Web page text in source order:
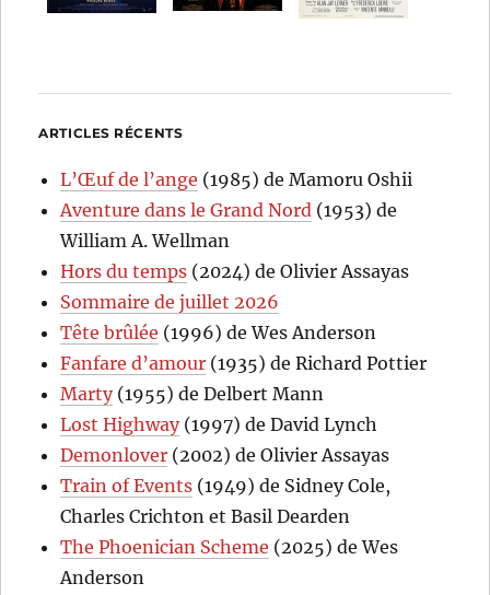
ARTICLES RÉCENTS
L’Œuf de l’ange (1985) de Mamoru Oshii
Aventure dans le Grand Nord (1953) de
William A. Wellman
Hors du temps (2024) de Olivier Assayas
Sommaire de juillet 2026
Tête brûlée (1996) de Wes Anderson
Fanfare d’amour (1935) de Richard Pottier
Marty(1955) de Delbert Mann
Lost Highway(1997) de David Lynch
Demonlover (2002) de Olivier Assayas
Train of Events (1949) de Sidney Cole,
Charles Crichton et Basil Dearden
The Phoenician Scheme (2025) de Wes
Anderson